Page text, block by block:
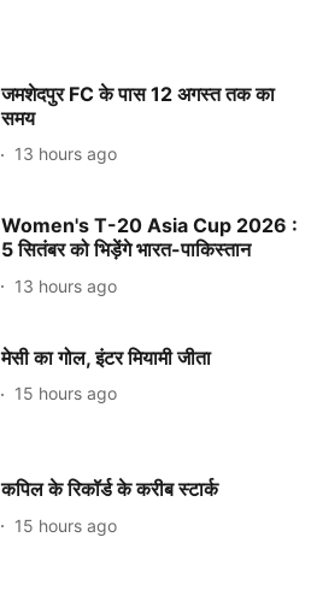
जमशेदपुर FC के पास 12 अगस्त तक का
समय
13 hours ago
Women's T-20 Asia Cup 2026 :
5 सितंबर को भिड़ेंगे भारत-पाकिस्तान
13 hours ago
मेसी का गोल, इंटर मियामी जीता
15 hours ago
कपिल के रिकॉर्ड के करीब स्टार्क
15 hours ago